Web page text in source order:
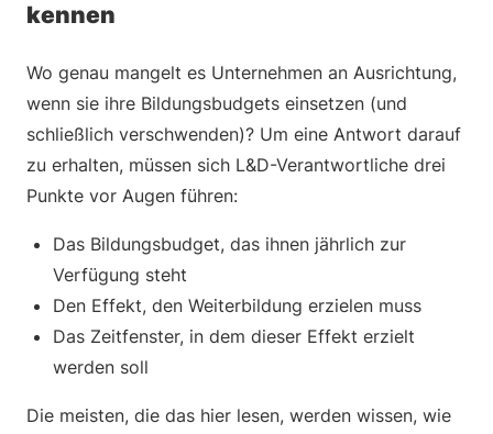
kennen
Wo genau mangelt es Unternehmen an Ausrichtung,
wenn sie ihre Bildungsbudgets einsetzen (und
schließlich verschwenden)? Um eine Antwort darauf
zu erhalten, müssen sich L&D-Verantwortliche drei
Punkte vor Augen führen:
Das Bildungsbudget, das ihnen jährlich zur
Verfügung steht
Den Effekt, den Weiterbildung erzielen muss
Das Zeitfenster, in dem dieser Effekt erzielt
werden soll
Die meisten, die das hier lesen, werden wissen, wie